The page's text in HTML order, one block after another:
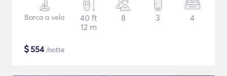
Barca a vela
40 ft
12 m
8 3 4
$554/notte